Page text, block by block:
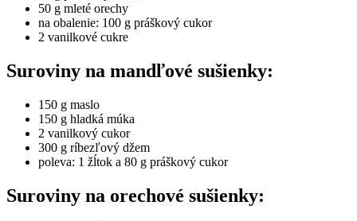
50 g mleté orechy
na obalenie: 100 g práškový cukor
2 vanilkové cukre
Suroviny na mandľové sušienky:
150 g maslo
150 g hladká múka
2 vanilkový cukor
300 g ríbezľový džem
poleva: 1 žĺtok a 80 g práškový cukor
Suroviny na orechové sušienky: